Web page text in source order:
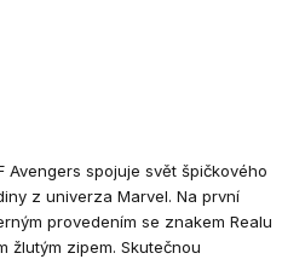
Avengers spojuje svět špičkového
z univerza Marvel. Na první
provedením se znakem Realu
žlutým zipem. Skutečnou